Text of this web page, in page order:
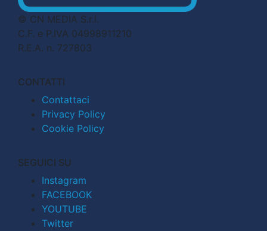
© CN MEDIA S.r.l.
C.F. e P.IVA 04998911210
R.E.A. n. 727803
CONTATTI
Contattaci
Privacy Policy
Cookie Policy
SEGUICI SU
Instagram
FACEBOOK
YOUTUBE
Twitter